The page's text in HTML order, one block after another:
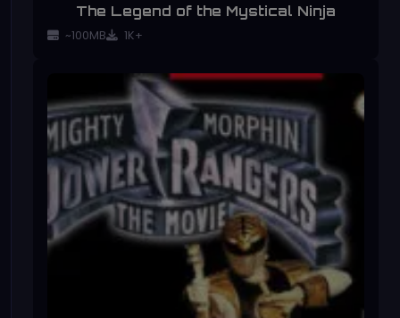
The Legend of the Mystical Ninja
~100MB 1K+